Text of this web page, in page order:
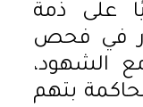
على ذمة
في فحص
مع الشهود،
بتهم